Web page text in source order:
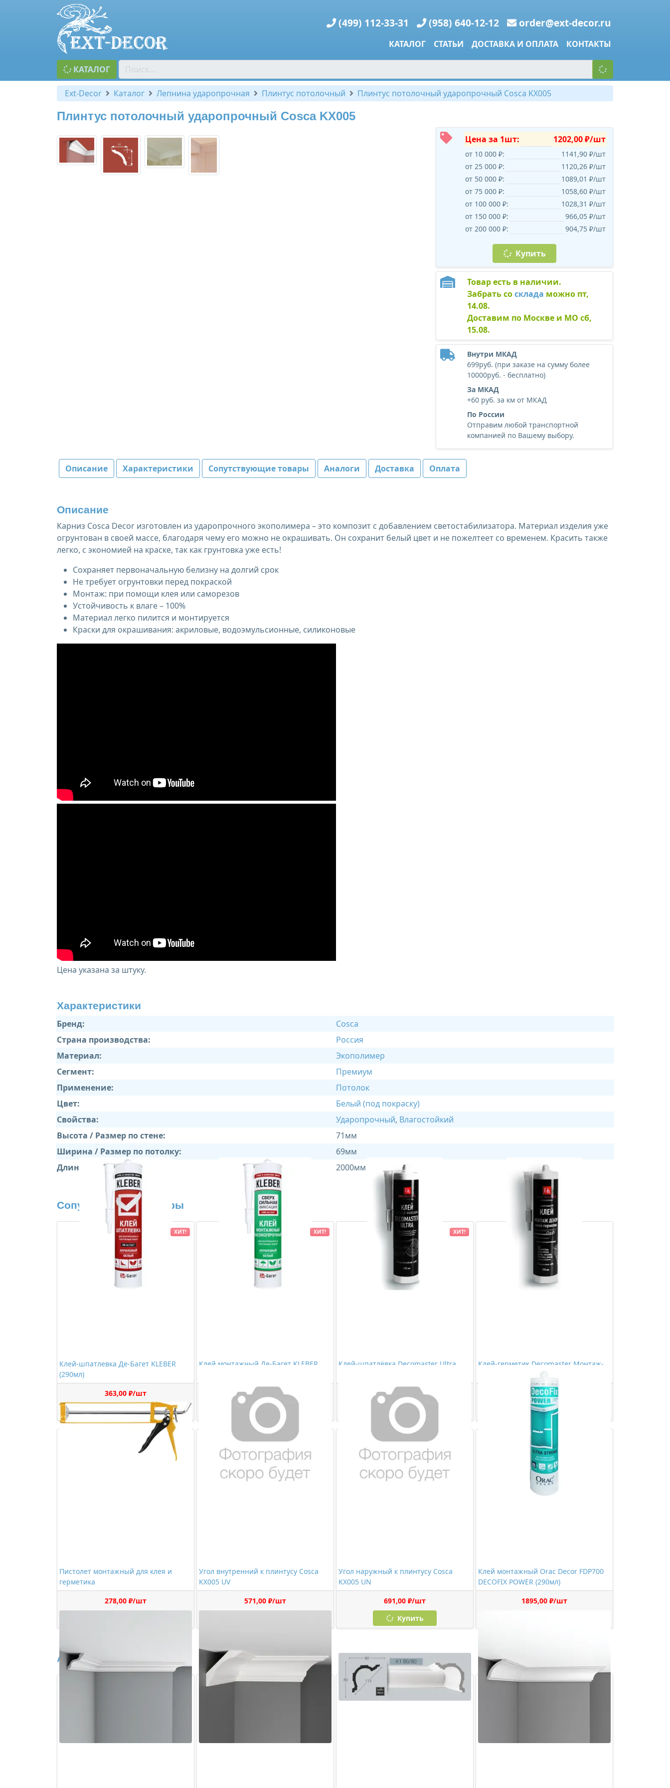
(499) 112-33-31 (958) 640-12-12 order@ext-decor.ru
КАТАЛОГ СТАТЬИ ДОСТАВКА И ОПЛАТА КОНТАКТЫ
КАТАЛОГ
Ext-Decor Каталог Лепнина ударопрочная Плинтус потолочный Плинтус потолочный ударопрочный Cosca KX005
Плинтус потолочный ударопрочный Cosca KX005
Цена за 1шт: 1202,00 ₽/шт
от 10 000 ₽:
1141,90 ₽/шт
от 25 000 ₽:
1120,26 ₽/шт
от 50 000 ₽:
1089,01 ₽/шт
от 75 000 ₽:
1058,60 ₽/шт
от 100 000 ₽:
1028,31 ₽/шт
от 150 000 ₽:
966,05 ₽/шт
от 200 000 ₽:
904,75 ₽/шт
Купить
Товар есть в наличии.
Забрать сосклада можно пт,
14.08.
Доставим по Москве и МО сб,
15.08.
Внутри МКАД
699руб. (при заказе на сумму более
10000руб. - бесплатно)
За МКАД
+60 руб. за км от МКАД
По России
Отправим любой транспортной
компанией по Вашему выбору.
Описание Характеристики Сопутствующие товары Аналоги Доставка Оплата
Описание
Карниз Cosca Decor изготовлен из ударопрочного экополимера – это композит с добавлением светостабилизатора. Материал изделия уже
огрунтован в своей массе, благодаря чему его можно не окрашивать. Он сохранит белый цвет и не пожелтеет со временем. Красить также
легко, с экономией на краске, так как грунтовка уже есть!
Сохраняет первоначальную белизну на долгий срок
Не требует огрунтовки перед покраской
Монтаж: при помощи клея или саморезов
Устойчивость к влаге – 100%
Материал легко пилится и монтируется
Краски для окрашивания: акриловые, водоэмульсионные, силиконовые
Цена указана за штуку.
Характеристики
Бренд:
Cosca
Страна производства:
Россия
Материал:
Экополимер
Сегмент:
Премиум
Применение:
Потолок
Цвет:
Белый (под покраску)
Свойства:
Ударопрочный, Влагостойкий
Высота / Размер по стене:
71мм
Ширина / Размер по потолку:
69мм
Длина:
2000мм
Сопутствующие товары
Клей-шпатлевка Де-Багет KLEBER
(290мл)
363,00 ₽/шт
Купить
ХИТ!
Клей монтажный Де-Багет KLEBER
534,00 ₽/шт
Купить
ХИТ!
Клей-шпатлёвка Decomaster Ultra
473,00 ₽/шт
Купить
ХИТ!
Клей-герметик Decomaster Монтаж-
1150,00 ₽/шт
Купить
Пистолет монтажный для клея и
герметика
278,00 ₽/шт
Угол внутренний к плинтусу Cosca
KX005 UV
571,00 ₽/шт
Угол наружный к плинтусу Cosca
KX005 UN
691,00 ₽/шт
Купить
Клей монтажный Orac Decor FDP700
DECOFIX POWER (290мл)
1895,00 ₽/шт
Аналоги